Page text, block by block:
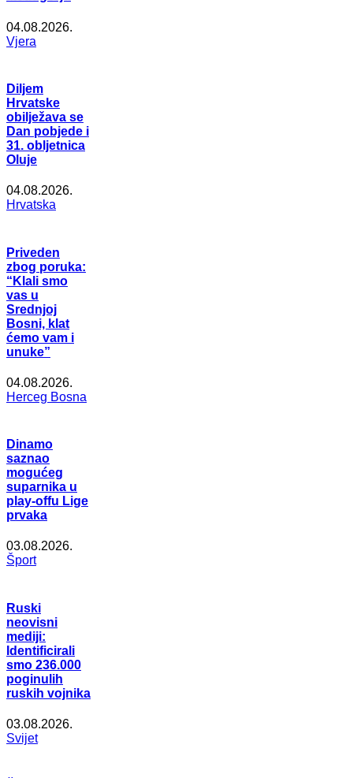
04.08.2026.
Vjera
Diljem
Hrvatske
obilježava se
Dan pobjede i
31. obljetnica
Oluje
04.08.2026.
Hrvatska
Priveden
zbog poruka:
“Klali smo
vas u
Srednjoj
Bosni, klat
ćemo vam i
unuke”
04.08.2026.
Herceg Bosna
Dinamo
saznao
mogućeg
suparnika u
play-offu Lige
prvaka
03.08.2026.
Šport
Ruski
neovisni
mediji:
Identificirali
smo 236.000
poginulih
ruskih vojnika
03.08.2026.
Svijet